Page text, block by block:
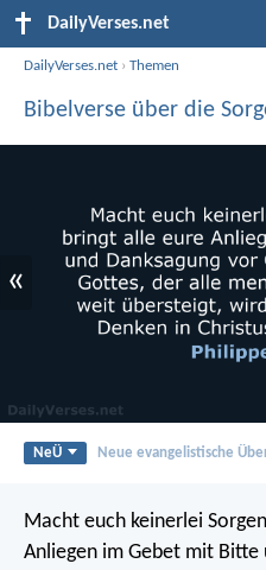
DailyVerses.net
DailyVerses.net ›Themen
Bibelverse über die
«
NeÜ Neue evangelistische
Macht euch keinerlei
Anliegen im Gebet mit Bitte